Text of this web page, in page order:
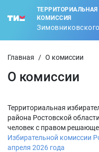
ТЕРРИТОРИАЛЬНАЯ
КОМИССИЯ
Главная / О комиссии
О комиссии
Территориальная
района Ростовской
человек с правом
Избирательной комиссии
апреля 2026 года